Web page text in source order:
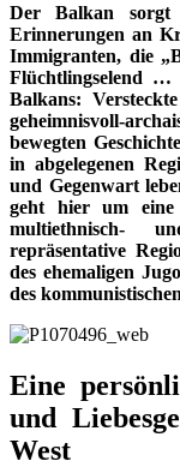
Der Balkan sorgt
Erinnerungen an
Immigranten, die
Flüchtlingselend …
Balkans:
geheimnisvoll-
bewegten
in abgelegenen
und Gegenwart
geht hier um
multiethnisch-
repräsentative
des ehemaligen
des
Eine
und
West